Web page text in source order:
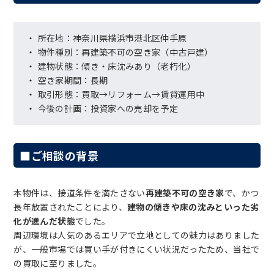
所在地：神奈川県横浜市港北区仲手原
物件種別：再建築不可の空き家（中古戸建）
建物状態：傾き・床沈みあり（老朽化）
空き家期間：長期
取引形態：買取→リフォーム→賃貸運用中
今後の計画：投資家への売却を予定
■ご相談の背景
本物件は、接道条件を満たさない再建築不可の空き家で、かつ
長年放置されたことにより、 建物の傾きや床の沈みといった劣
化が進んだ状態でした。
周辺環境は人気のあるエリアで立地としての魅力はありました
が、一般市場では買い手が付きにくい状況だったため、当社で
の買取に至りました。